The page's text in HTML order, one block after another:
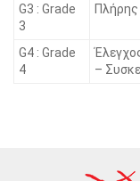
G3 : Grade
3
G4 : Grade
4
–